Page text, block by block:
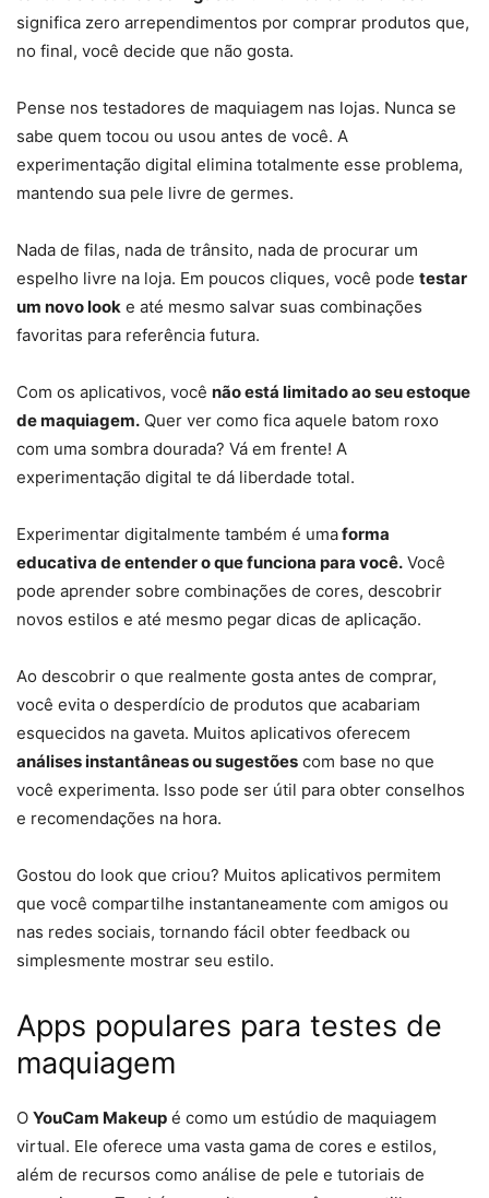
significa zero arrependimentos por comprar produtos que,
no final, você decide que não gosta.
Pense nos testadores de maquiagem nas lojas. Nunca se
sabe quem tocou ou usou antes de você. A
experimentação digital elimina totalmente esse problema,
mantendo sua pele livre de germes.
Nada de filas, nada de trânsito, nada de procurar um
espelho livre na loja. Em poucos cliques, você pode testar
um novo look e até mesmo salvar suas combinações
favoritas para referência futura.
Com os aplicativos, você não está limitado ao seu estoque
de maquiagem. Quer ver como fica aquele batom roxo
com uma sombra dourada? Vá em frente! A
experimentação digital te dá liberdade total.
Experimentar digitalmente também é umaforma
educativa de entender o que funciona para você. Você
pode aprender sobre combinações de cores, descobrir
novos estilos e até mesmo pegar dicas de aplicação.
Ao descobrir o que realmente gosta antes de comprar,
você evita o desperdício de produtos que acabariam
esquecidos na gaveta. Muitos aplicativos oferecem
análises instantâneas ou sugestões com base no que
você experimenta. Isso pode ser útil para obter conselhos
e recomendações na hora.
Gostou do look que criou? Muitos aplicativos permitem
que você compartilhe instantaneamente com amigos ou
nas redes sociais, tornando fácil obter feedback ou
simplesmente mostrar seu estilo.
Apps populares para testes de
maquiagem
O YouCam Makeup é como um estúdio de maquiagem
virtual. Ele oferece uma vasta gama de cores e estilos,
além de recursos como análise de pele e tutoriais de